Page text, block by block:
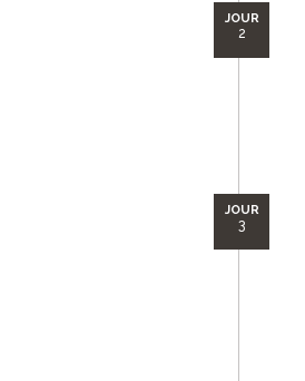
JOUR
2
JOUR
3